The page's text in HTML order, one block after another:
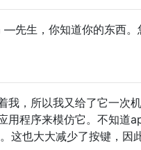
先生，你知道你的东西。
我，所以我又给了它一次
用程序来模仿它。不知道
这也大大减少了按键，因